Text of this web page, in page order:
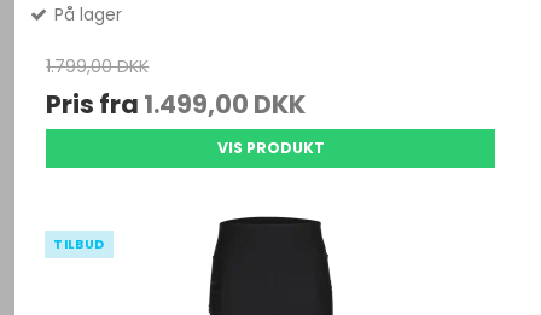
På lager
1.799,00 DKK
Pris fra 1.499,00 DKK
VIS PRODUKT
TILBUD